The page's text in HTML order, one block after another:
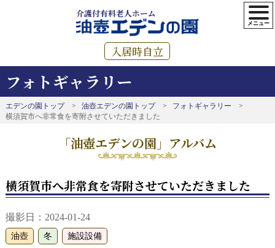
介護付有料老人ホーム
入居時自立
フォトギャラリー
エデンの園トップ 油壺エデンの園トップ
フォトギャラリー
横須賀市へ非常食を寄附させていただきました
「油壺エデンの園」アルバム
横須賀市へ非常食を寄附させていただきました
撮影日：2024-01-24
油壺 冬 施設設備